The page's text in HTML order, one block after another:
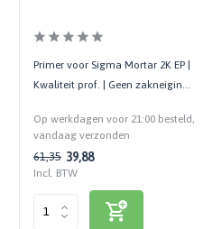
Primer voor Sigma Mortar 2K EP |
Kwaliteit prof. | Geen zakneiging |
Op werkdagen voor 21:00 besteld,
vandaag verzonden
61,35 39,88
Incl. BTW